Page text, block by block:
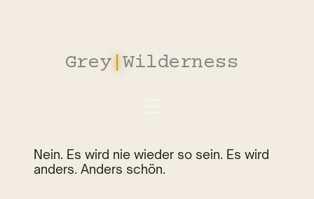
Grey|Wilderness
Nein. Es wird nie wieder so sein. Es wird
anders. Anders schön.